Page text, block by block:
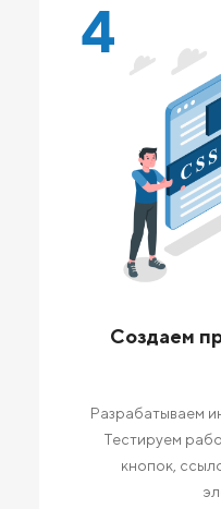
4
Создаем
Разрабатываем
Тестируем
кнопок,